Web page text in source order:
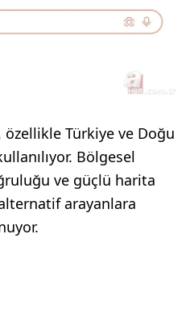
özellikle Türkiye ve Doğu
Bölgesel
ve güçlü harita
arayanlara